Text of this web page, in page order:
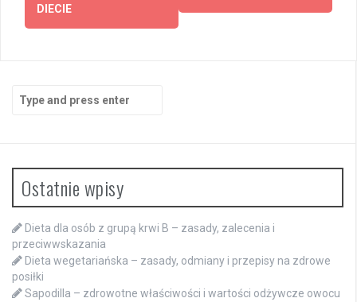
DIECIE
for:
Ostatnie wpisy
Dieta dla osób z grupą krwi B – zasady, zalecenia i
przeciwwskazania
Dieta wegetariańska – zasady, odmiany i przepisy na zdrowe
posiłki
Sapodilla – zdrowotne właściwości i wartości odżywcze owocu